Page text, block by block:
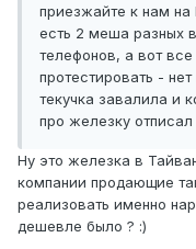
приезжайте к нам на
есть 2 меша разных
телефонов, а вот
протестировать -
текучка завалила и
про железку отписал
Ну это железка в
компании продающие
реализовать именно
дешевле было ? :)